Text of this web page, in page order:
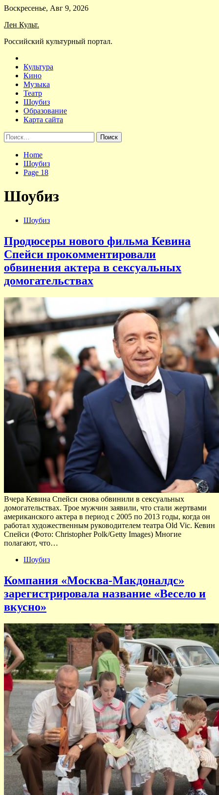
Skip
content
Воскресенье, Авг 9, 2026
Лен Культ.
Российский культурный портал.
Культура
Кино
Музыка
Театр
Шоубиз
Образование
Карта сайта
Найти:
Home
Шоубиз
Page 18
Шоубиз
Шоубиз
Продюсеры нового фильма Кевина
Спейси прокомментировали
обвинения актера в сексуальных
домогательствах
Вчера Кевина Спейси снова обвинили в сексуальных
домогательствах. Трое мужчин заявили, что стали жертвами
американского актера в период с 2005 по 2013 годы, когда он
работал художественным руководителем театра Old Vic. Кевин
Спейси (Фото: Christopher Polk/Getty Images) Многие
полагают, что…
Шоубиз
Компания «Москва-Макдоналдс»
зарегистрировала название «Весело и
вкусно»